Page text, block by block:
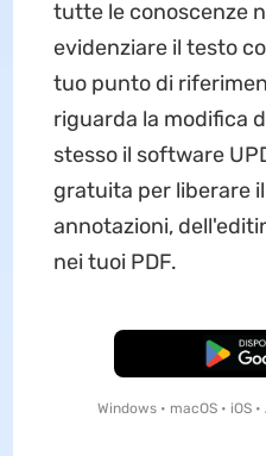
tutte le conoscenze
evidenziare il testo
tuo punto di
riguarda la modifica
stesso il software
gratuita per liberare
annotazioni,
nei tuoi PDF.
Windows • macOS • iOS